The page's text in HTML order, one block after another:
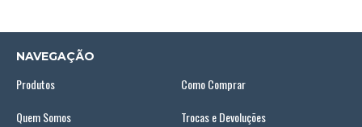
NAVEGAÇÃO
Produtos
Como Comprar
Quem Somos
Trocas e Devoluções